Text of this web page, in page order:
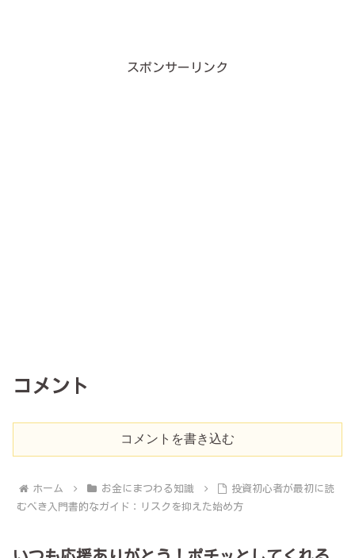
スポンサーリンク
コメント
コメントを書き込む
ホーム お金にまつわる知識
投資初心者が最初に読
むべき入門書的なガイド：リスクを抑えた始め方